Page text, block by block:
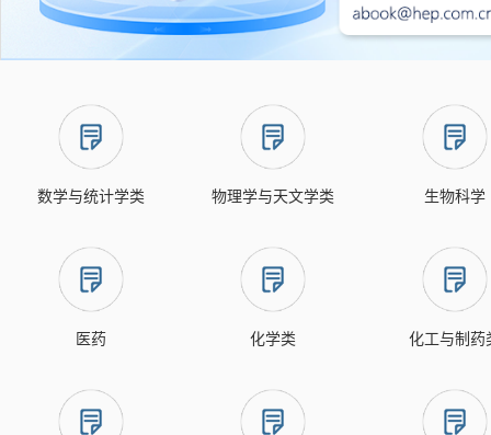
数学与统计学类 物理学与天文学类 生物科学
医药 化学类 化工与制药